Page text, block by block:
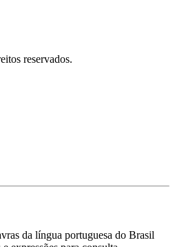
reservados.
da língua portuguesa do Brasil